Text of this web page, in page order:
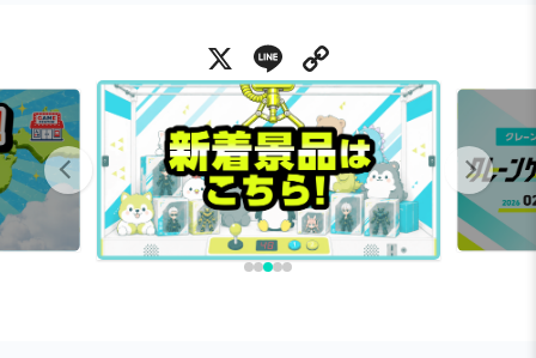
X Line